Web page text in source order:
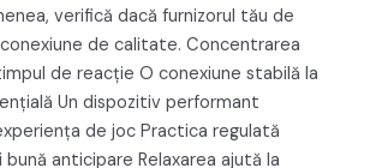
verifică dacă furnizorul tău de
de calitate. Concentrarea
de reacție O conexiune stabilă la
Un dispozitiv performant
de joc Practica regulată
anticipare Relaxarea ajută la